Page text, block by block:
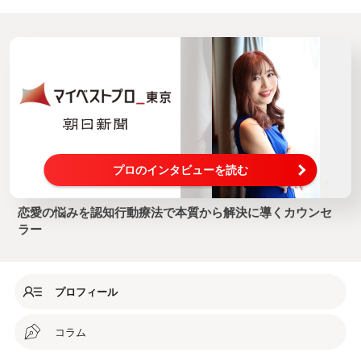
プロのインタビューを読む
恋愛の悩みを認知行動療法で本質から解決に導くカウンセ
ラー
プロフィール
コラム